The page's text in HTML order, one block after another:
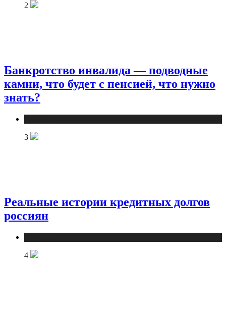
2
Банкротство инвалида — подводные
камни, что будет с пенсией, что нужно
знать?
3
Реальные истории кредитных долгов
россиян
4